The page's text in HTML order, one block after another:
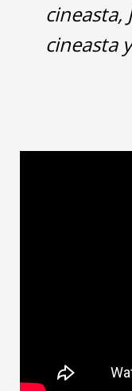
cineasta,
cineasta